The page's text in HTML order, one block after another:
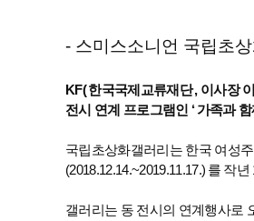
- 스미스소니언 국립초
KF(한국국제교류재단, 이사장
전시 연계 프로그램인 ‘ 가족과
국립초상화갤러리는 한국 여성
(2018.12.14.~2019.11.17.) 를 작년
갤러리는 동 전시의 연계행사로